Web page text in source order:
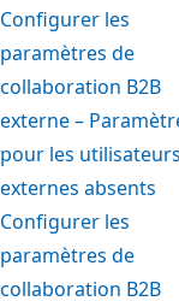
Configurer les
paramètres de
collaboration B2B
externe –
pour les utilisateurs
externes absents
Configurer les
paramètres de
collaboration B2B